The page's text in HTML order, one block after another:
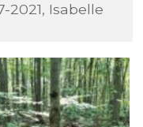
2021, Isabelle